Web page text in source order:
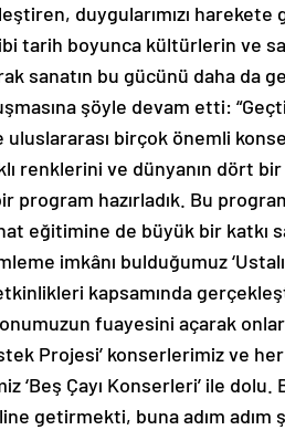
duygularımızı harekete
tarih boyunca kültürlerin ve
sanatın bu gücünü daha da
şöyle devam etti:
uluslararası birçok önemli
renklerini ve dünyanın dört
program hazırladık. Bu
eğitimine de büyük bir katkı
imkânı bulduğumuz
etkinlikleri kapsamında
fuayesini açarak
Projesi’ konserlerimiz ve
‘Beş Çayı Konserleri’ ile dolu.
getirmekti, buna adım